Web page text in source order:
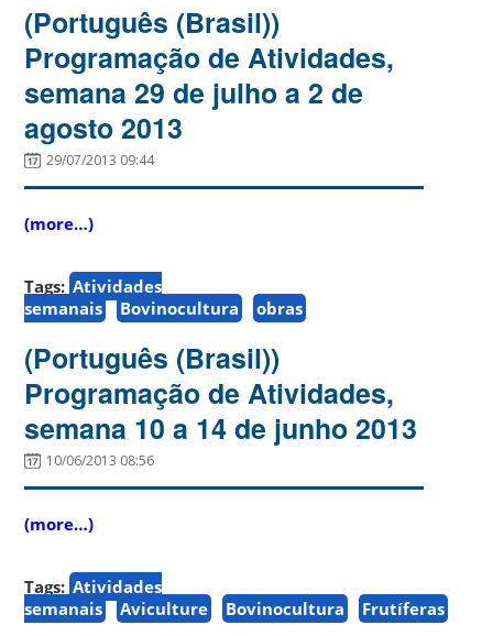
(Português (Brasil))
Programação de Atividades,
semana 29 de julho a 2 de
agosto 2013
29/07/2013 09:44
(more…)
Tags: Atividades
semanais
Bovinocultura obras
(Português (Brasil))
Programação de Atividades,
semana 10 a 14 de junho 2013
10/06/2013 08:56
(more…)
Tags: Atividades
semanais
Aviculture Bovinocultura Frutíferas